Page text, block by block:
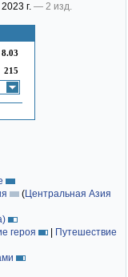
8.03
215
2023 г. — 2 изд.
(Центральная Азия
героя | Путешествие